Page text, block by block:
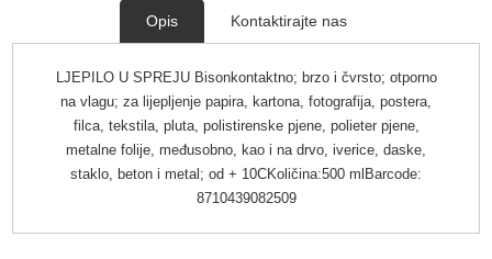
Opis Kontaktirajte nas
LJEPILO U SPREJU Bisonkontaktno; brzo i čvrsto; otporno
na vlagu; za lijepljenje papira, kartona, fotografija, postera,
filca, tekstila, pluta, polistirenske pjene, polieter pjene,
metalne folije, međusobno, kao i na drvo, iverice, daske,
staklo, beton i metal; od + 10CKoličina:500 mlBarcode:
8710439082509